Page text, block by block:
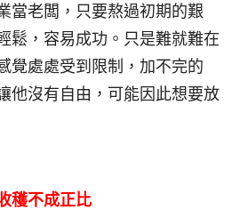
當老闆，只要熬過初期的艱
鬆，容易成功。只是難就難在
覺處處受到限制，加不完的
他沒有自由，可能因此想要放
穫不成正比